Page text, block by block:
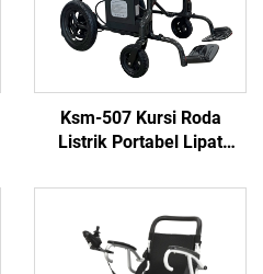
Ksm-507 Kursi Roda
Listrik Portabel Lipat
Ringan Dengan Motor
Tanpa Sikat 200W Untuk
Digunakan Saat
Perjalanan